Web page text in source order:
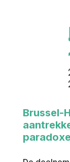
Brussel-